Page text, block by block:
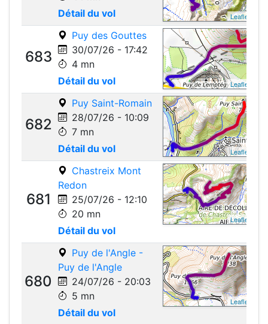
Détail du vol
Leaflet
683
Puy des Gouttes
30/07/26 - 17:42
4 mn
Détail du vol
Leaflet
682
Puy Saint-Romain
28/07/26 - 10:09
7 mn
Détail du vol
Leaflet
681
Chastreix Mont
Redon
25/07/26 - 12:10
20 mn
Détail du vol
Leaflet
680
Puy de l'Angle -
Puy de l'Angle
24/07/26 - 20:03
5 mn
Détail du vol
Leaflet